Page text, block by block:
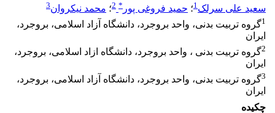
سعید علی سرلک1؛ حمید فروغی پور *
2؛ محمد نیکروان3
1گروه تربیت بدنی، واحد بروجرد، دانشگاه آزاد اسلامی، بروجرد،
ایران
2گروه تربیت بدنی ، واحد بروجرد، دانشگاه ازاد اسلامی، بروجرد،
ایران
3گروه تربیت بدنی، واحد بروجرد، دانشگاه آزاد اسلامی، بروجرد،
ایران
چکیده